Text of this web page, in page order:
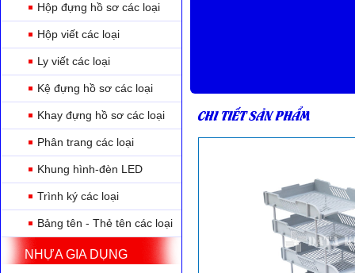
Hộp đựng hồ sơ các loại
Hộp viết các loại
Ly viết các loại
Kệ đựng hồ sơ các loại
Khay đựng hồ sơ các loại
Phân trang các loại
Khung hình-đèn LED
Trình ký các loại
Bảng tên - Thẻ tên các loại
NHỰA GIA DỤNG
CHI TIẾT SẢN PHẨM